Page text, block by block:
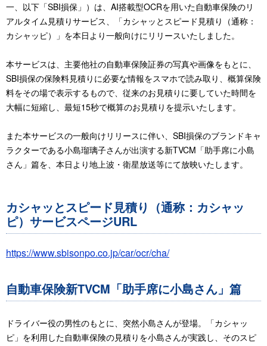
一、以下「SBI損保」）は、AI搭載型OCRを用いた自動車保険のリ
アルタイム見積りサービス、「カシャッとスピード見積り（通称：
カシャッピ）」を本日より一般向けにリリースいたしました。
本サービスは、主要他社の自動車保険証券の写真や画像をもとに、
SBI損保の保険料見積りに必要な情報をスマホで読み取り、概算保険
料をその場で表示するもので、従来のお見積りに要していた時間を
大幅に短縮し、最短15秒で概算のお見積りを提示いたします。
また本サービスの一般向けリリースに伴い、SBI損保のブランドキャ
ラクターである小島瑠璃子さんが出演する新TVCM「助手席に小島
さん」篇を、本日より地上波・衛星放送等にて放映いたします。
カシャッとスピード見積り（通称：カシャッ
ピ）サービスページURL
https://www.sbisonpo.co.jp/car/ocr/cha/
自動車保険新TVCM「助手席に小島さん」篇
ドライバー役の男性のもとに、突然小島さんが登場。「カシャッ
ピ」を利用した自動車保険の見積りを小島さんが実践し、そのスピ